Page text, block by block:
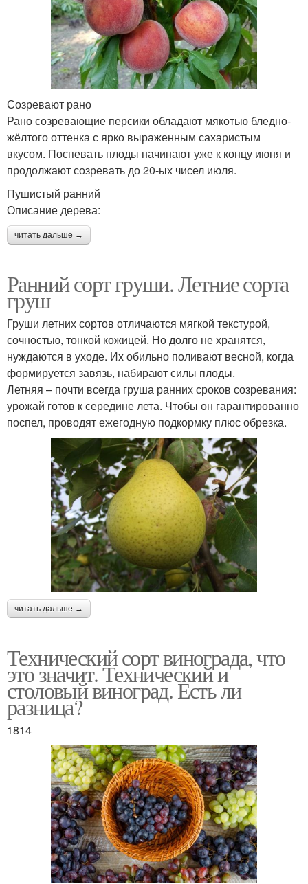
Созревают рано
Рано созревающие персики обладают мякотью бледно-
жёлтого оттенка с ярко выраженным сахаристым
вкусом. Поспевать плоды начинают уже к концу июня и
продолжают созревать до 20-ых чисел июля.
Пушистый ранний
Описание дерева:
читать дальше →
Ранний сорт груши. Летние сорта
груш
Груши летних сортов отличаются мягкой текстурой,
сочностью, тонкой кожицей. Но долго не хранятся,
нуждаются в уходе. Их обильно поливают весной, когда
формируется завязь, набирают силы плоды.
Летняя – почти всегда груша ранних сроков созревания:
урожай готов к середине лета. Чтобы он гарантированно
поспел, проводят ежегодную подкормку плюс обрезка.
читать дальше →
Технический сорт винограда, что
это значит. Технический и
столовый виноград. Есть ли
разница?
1814